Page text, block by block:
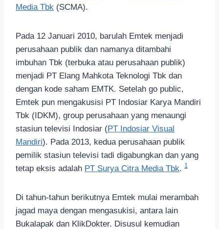
Media Tbk (SCMA).
Pada 12 Januari 2010, barulah Emtek menjadi
perusahaan publik dan namanya ditambahi
imbuhan Tbk (terbuka atau perusahaan publik)
menjadi PT Elang Mahkota Teknologi Tbk dan
dengan kode saham EMTK. Setelah go public,
Emtek pun mengakusisi PT Indosiar Karya Mandiri
Tbk (IDKM), group perusahaan yang menaungi
stasiun televisi Indosiar (PT Indosiar Visual
Mandiri). Pada 2013, kedua perusahaan publik
pemilik stasiun televisi tadi digabungkan dan yang
tetap eksis adalah PT Surya Citra Media Tbk. 1
Di tahun-tahun berikutnya Emtek mulai merambah
jagad maya dengan mengasukisi, antara lain
Bukalapak dan KlikDokter. Disusul kemudian